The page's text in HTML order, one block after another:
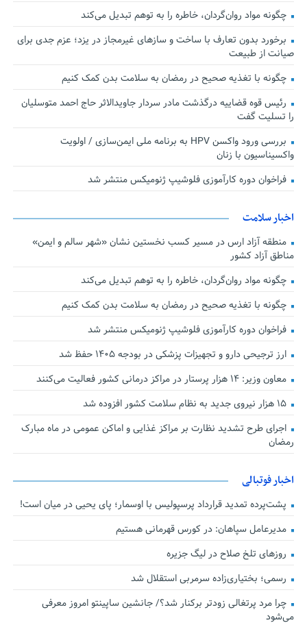
چگونه مواد روان‌گردان، خاطره را به توهم تبدیل می‌کند
برخورد بدون تعارف با ساخت‌ و سازهای غیرمجاز در یزد؛ عزم جدی برای
صیانت از طبیعت
چگونه با تغذیه صحیح در رمضان به سلامت بدن کمک کنیم
رئیس قوه قضاییه درگذشت مادر سردار جاویدالاثر حاج احمد متوسلیان
را تسلیت گفت
بررسی ورود واکسن HPV به برنامه ملی ایمن‌سازی / اولویت
واکسیناسیون با زنان
فراخوان دوره کارآموزی فلوشیپ ژنومیکس منتشر شد
اخبار سلامت
منطقه آزاد ارس در مسیر کسب نخستین نشان «شهر سالم و ایمن»
مناطق آزاد کشور
چگونه مواد روان‌گردان، خاطره را به توهم تبدیل می‌کند
چگونه با تغذیه صحیح در رمضان به سلامت بدن کمک کنیم
فراخوان دوره کارآموزی فلوشیپ ژنومیکس منتشر شد
ارز ترجیحی دارو و تجهیزات پزشکی در بودجه ۱۴۰۵ حفظ شد
معاون وزیر: ۱۴ هزار پرستار در مراکز درمانی کشور فعالیت می‌کنند
۱۵ هزار نیروی جدید به نظام سلامت کشور افزوده شد
اجرای طرح تشدید نظارت بر مراکز غذایی و اماکن عمومی در ماه مبارک
رمضان
اخبار فوتبالی
پشت‌پرده تمدید قرارداد پرسپولیس با اوسمار؛ پای یحیی در میان است!
مدیرعامل سپاهان: در کورس قهرمانی هستیم
روزهای تلخ صلاح در لیگ جزیره
رسمی؛ بختیاری‌زاده سرمربی استقلال شد
چرا مرد پرتغالی زودتر برکنار شد؟/ جانشین ساپینتو امروز معرفی
می‌شود